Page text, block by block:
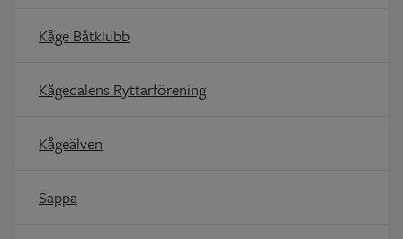
Kåge Båtklubb
Kågedalens Ryttarförening
Kågeälven
Sappa